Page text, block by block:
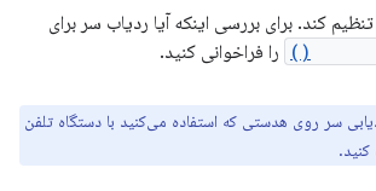
کند. برای بررسی اینکه آیا ردیاب سر برای
را فراخوانی کنید.
۱۳ یا بالاتر، مطمئن شوید که ردیابی سر روی هدستی که استفاده می‌کنید با دستگاه تلفن